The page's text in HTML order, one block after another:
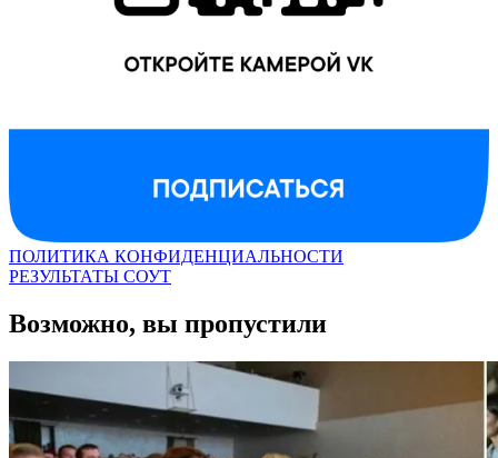
ПОЛИТИКА КОНФИДЕНЦИАЛЬНОСТИ
РЕЗУЛЬТАТЫ СОУТ
Возможно, вы пропустили